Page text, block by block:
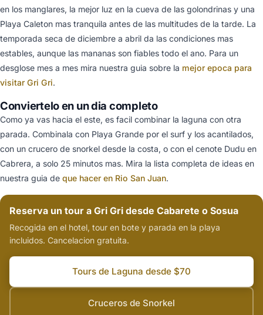
en los manglares, la mejor luz en la cueva de las golondrinas y una
Playa Caleton mas tranquila antes de las multitudes de la tarde. La
temporada seca de diciembre a abril da las condiciones mas
estables, aunque las mananas son fiables todo el ano. Para un
desglose mes a mes mira nuestra guia sobre la mejor epoca para
visitar Gri Gri.
Conviertelo en un dia completo
Como ya vas hacia el este, es facil combinar la laguna con otra
parada. Combinala con Playa Grande por el surf y los acantilados,
con un crucero de snorkel desde la costa, o con el cenote Dudu en
Cabrera, a solo 25 minutos mas. Mira la lista completa de ideas en
nuestra guia de que hacer en Rio San Juan.
Reserva un tour a Gri Gri desde Cabarete o Sosua
Recogida en el hotel, tour en bote y parada en la playa
incluidos. Cancelacion gratuita.
Tours de Laguna desde $70
Cruceros de Snorkel